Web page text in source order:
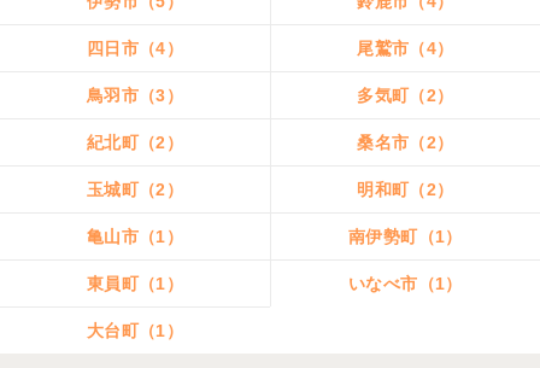
四日市（4） 尾鷲市（4）
鳥羽市（3） 多気町（2）
紀北町（2） 桑名市（2）
玉城町（2） 明和町（2）
亀山市（1） 南伊勢町（1）
東員町（1） いなべ市（1）
大台町（1）